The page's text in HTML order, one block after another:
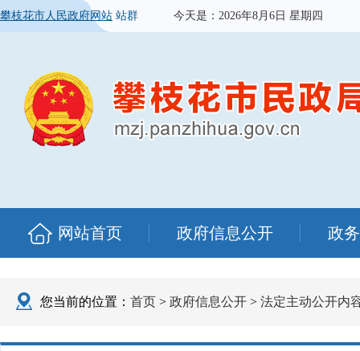
攀枝花市人民政府网站 站群 今天是： 2026年8月6日 星期四
网站首页 政府信息公开 政
您当前的位置： 首页 > 政府信息公开 > 法定主动公开内